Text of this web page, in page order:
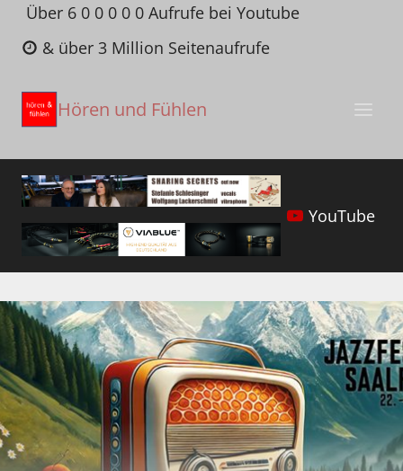
Zum
Inhalt
springen
Über 6 0 0 0 0 0 Aufrufe bei Youtube
& über 3 Million Seitenaufrufe
Hören und Fühlen
YouTube